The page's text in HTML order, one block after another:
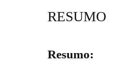
RESUMO
Resumo: